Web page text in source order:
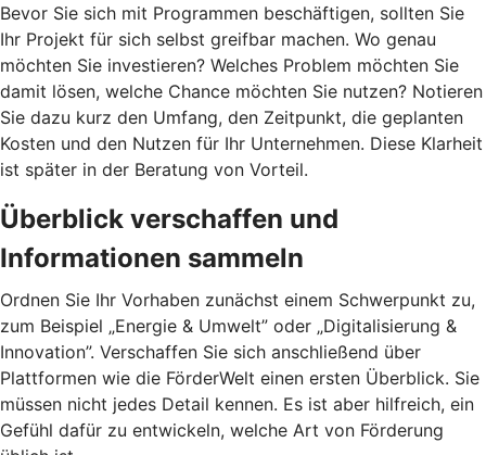
Bevor Sie sich mit Programmen beschäftigen, sollten Sie
Ihr Projekt für sich selbst greifbar machen. Wo genau
möchten Sie investieren? Welches Problem möchten Sie
damit lösen, welche Chance möchten Sie nutzen? Notieren
Sie dazu kurz den Umfang, den Zeitpunkt, die geplanten
Kosten und den Nutzen für Ihr Unternehmen. Diese Klarheit
ist später in der Beratung von Vorteil.
Überblick verschaffen und
Informationen sammeln
Ordnen Sie Ihr Vorhaben zunächst einem Schwerpunkt zu,
zum Beispiel „Energie & Umwelt” oder „Digitalisierung &
Innovation”. Verschaffen Sie sich anschließend über
Plattformen wie die FörderWelt einen ersten Überblick. Sie
müssen nicht jedes Detail kennen. Es ist aber hilfreich, ein
Gefühl dafür zu entwickeln, welche Art von Förderung